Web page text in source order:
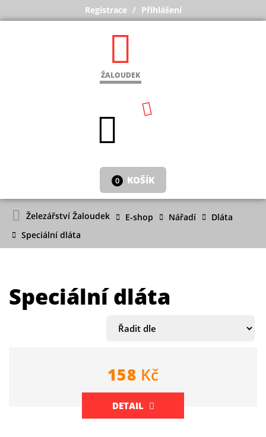
Registrace Přihlášení
ŽALOUDEK
0 KOŠÍK
Železářství Žaloudek E-shop Nářadí
Dláta
Speciální dláta
Speciální dláta
158 Kč
DETAIL